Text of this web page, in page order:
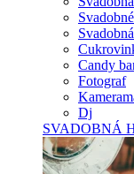
Candy
Fotograf
Dj
SVADOBNÁ